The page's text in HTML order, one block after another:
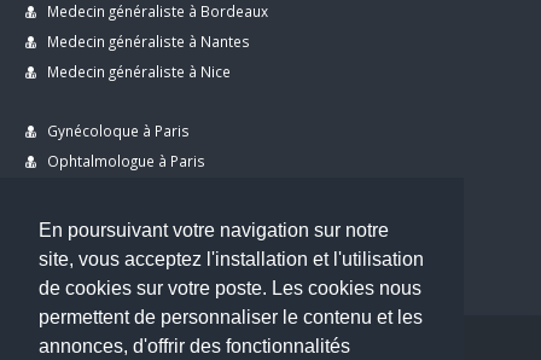
En poursuivant votre navigation sur notre
site, vous acceptez l'installation et l'utilisation
de cookies sur votre poste. Les cookies nous
permettent de personnaliser le contenu et les
annonces, d'offrir des fonctionnalités
Medecin généraliste à Bordeaux
Medecin généraliste à Nantes
Medecin généraliste à Nice
Gynécoloque à Paris
Ophtalmologue à Paris
Dentiste à Paris